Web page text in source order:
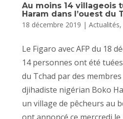
Au moins 14 villageois
Haram dans l’ouest du
18 décembre 2019 | Actualités,
Le Figaro avec AFP du 18
14 personnes ont été
du Tchad par des
djihadiste nigérian Boko
un village de pêcheurs au